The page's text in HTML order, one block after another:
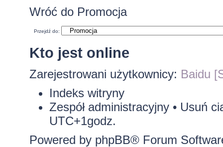
Wróć do Promocja
Przejdź do:
Kto jest online
Zarejestrowani użytkownicy: Baidu
Indeks witryny
Zespół administracyjny• Usuń
UTC+1godz.
Powered by phpBB® Forum